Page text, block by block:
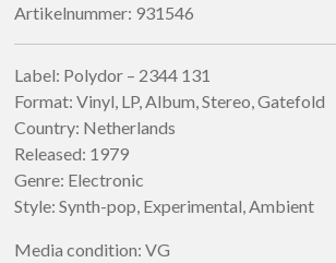
Artikelnummer: 931546
Label: Polydor – 2344 131
Format: Vinyl, LP, Album, Stereo, Gatefold
Country: Netherlands
Released: 1979
Genre: Electronic
Style: Synth-pop, Experimental, Ambient
Media condition: VG